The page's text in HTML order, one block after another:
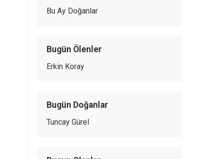
Bu Ay Doğanlar
Bugün Ölenler
Erkin Koray
Bugün Doğanlar
Tuncay Gürel